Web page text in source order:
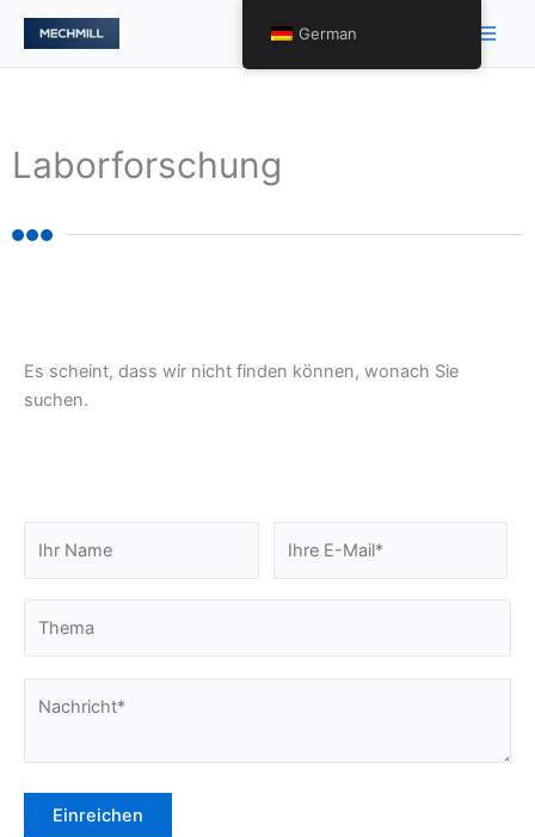
内
Laborforschung
Es scheint, dass wir nicht finden können, wonach Sie
suchen.
German